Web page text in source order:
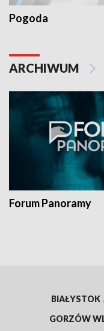
Pogoda
ARCHIWUM
Forum Panoramy
BIAŁYSTOK
GORZÓW